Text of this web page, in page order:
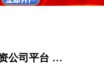
十大配资公司平台 北京上线全国首套中英文对照版登记申请文书 便捷外资开办企业